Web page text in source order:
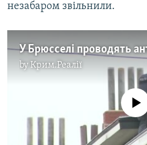
незабаром звільнили.
byКрим.Реалії
No media source